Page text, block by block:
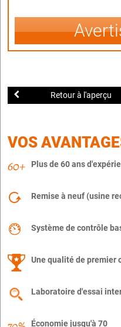
Retour à l'aperçu
VOS
Plus de 60 ans
Remise à neuf (usine
Système de contrôle
Une qualité de premier
Laboratoire d'essai
Économie jusqu'à 70